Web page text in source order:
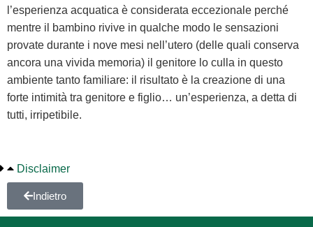
l’esperienza acquatica è considerata eccezionale perché
mentre il bambino rivive in qualche modo le sensazioni
provate durante i nove mesi nell’utero (delle quali conserva
ancora una vivida memoria) il genitore lo culla in questo
ambiente tanto familiare: il risultato è la creazione di una
forte intimità tra genitore e figlio… un’esperienza, a detta di
tutti, irripetibile.
Disclaimer
Indietro